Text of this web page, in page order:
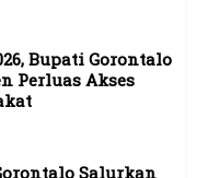
Bupati Gorontalo
Perluas Akses
Salurkan